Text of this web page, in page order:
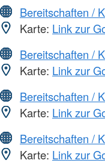
Bereitschaften /
Karte: Link zur
Bereitschaften /
Karte: Link zur
Bereitschaften /
Karte: Link zur
Bereitschaften /
Karte: Link zur